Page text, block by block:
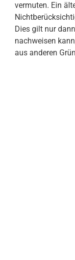
vermuten. Ein
Dies gilt nur
nachweisen
aus anderen